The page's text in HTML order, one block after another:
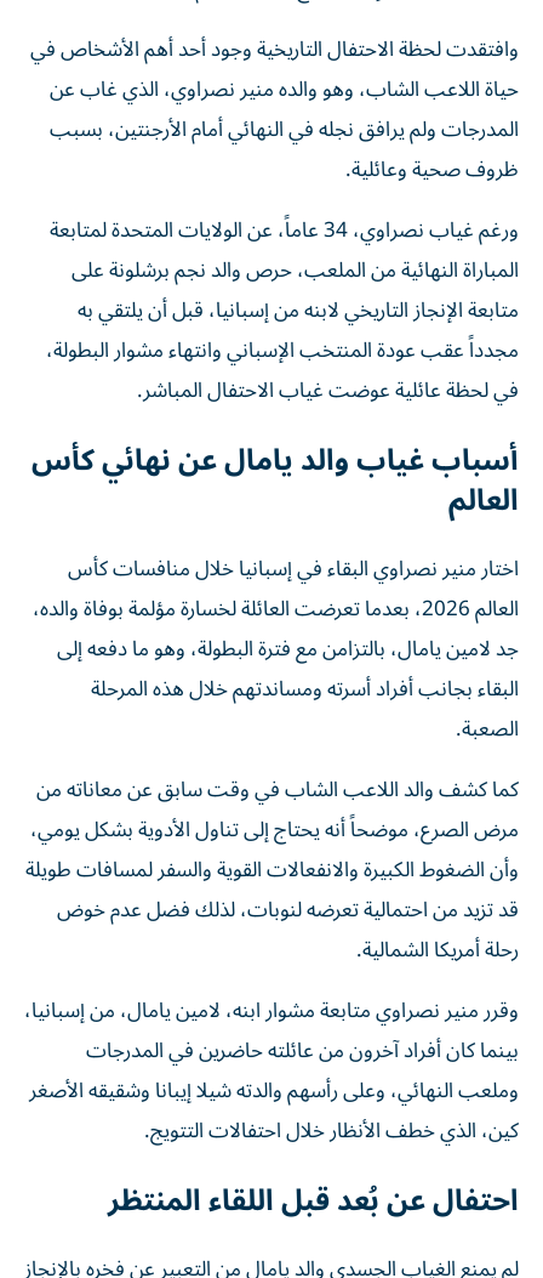
وافتقدت لحظة الاحتفال التاريخية وجود أحد أهم الأشخاص في
حياة اللاعب الشاب، وهو والده منير نصراوي، الذي غاب عن
المدرجات ولم يرافق نجله في النهائي أمام الأرجنتين، بسبب
ظروف صحية وعائلية.
ورغم غياب نصراوي، 34 عاماً، عن الولايات المتحدة لمتابعة
المباراة النهائية من الملعب، حرص والد نجم برشلونة على
متابعة الإنجاز التاريخي لابنه من إسبانيا، قبل أن يلتقي به
مجدداً عقب عودة المنتخب الإسباني وانتهاء مشوار البطولة،
في لحظة عائلية عوضت غياب الاحتفال المباشر.
أسباب غياب والد يامال عن نهائي كأس
العالم
اختار منير نصراوي البقاء في إسبانيا خلال منافسات كأس
العالم 2026، بعدما تعرضت العائلة لخسارة مؤلمة بوفاة والده،
جد لامين يامال، بالتزامن مع فترة البطولة، وهو ما دفعه إلى
البقاء بجانب أفراد أسرته ومساندتهم خلال هذه المرحلة
الصعبة.
كما كشف والد اللاعب الشاب في وقت سابق عن معاناته من
مرض الصرع، موضحاً أنه يحتاج إلى تناول الأدوية بشكل يومي،
وأن الضغوط الكبيرة والانفعالات القوية والسفر لمسافات طويلة
قد تزيد من احتمالية تعرضه لنوبات، لذلك فضل عدم خوض
رحلة أمريكا الشمالية.
وقرر منير نصراوي متابعة مشوار ابنه، لامين يامال، من إسبانيا،
بينما كان أفراد آخرون من عائلته حاضرين في المدرجات
وملعب النهائي، وعلى رأسهم والدته شيلا إيبانا وشقيقه الأصغر
كين، الذي خطف الأنظار خلال احتفالات التتويج.
احتفال عن بُعد قبل اللقاء المنتظر